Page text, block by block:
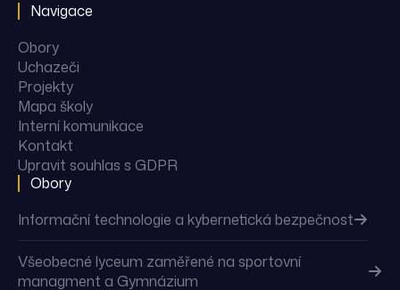
Navigace
Obory
Uchazeči
Projekty
Mapa školy
Interní komunikace
Kontakt
Upravit souhlas s GDPR
Obory
Informační technologie a kybernetická bezpečnost
Všeobecné lyceum zaměřené na sportovní
managment a Gymnázium